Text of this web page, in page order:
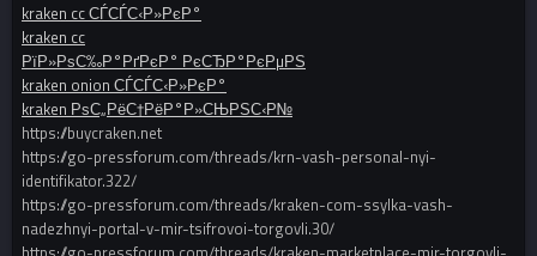
kraken cc СЃСЃС‹Р»РєР°
kraken cc
РїР»РѕС‰Р°РґРєР° РєСЂР°РєРµРЅ
kraken onion СЃСЃС‹Р»РєР°
kraken РѕС„РёС†РёР°Р»СЊРЅС‹Р№
https://buycraken.net
https://go-pressforum.com/threads/krn-vash-personal-nyi-
identifikator.322/
https://go-pressforum.com/threads/kraken-com-ssylka-vash-
nadezhnyi-portal-v-mir-tsifrovoi-torgovli.30/